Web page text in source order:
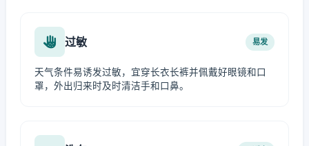
过敏 易发
天气条件易诱发过敏，宜穿长衣长裤并佩戴好眼镜和口
罩，外出归来时及时清洁手和口鼻。